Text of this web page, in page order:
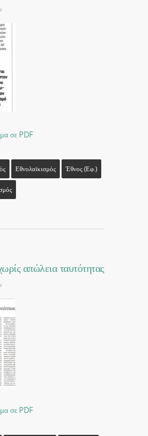
σε PDF
Εθνολαϊκισμός Έθνος (εφ.)
απώλεια ταυτότητας
σε PDF